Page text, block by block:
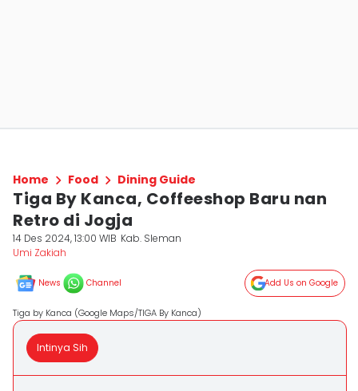
Home Food Dining Guide
Tiga By Kanca, Coffeeshop Baru nan
Retro di Jogja
14 Des 2024, 13:00 WIB Kab. Sleman
Umi Zakiah
News Channel Add Us on Google
Tiga by Kanca (Google Maps/TIGA By Kanca)
Intinya Sih